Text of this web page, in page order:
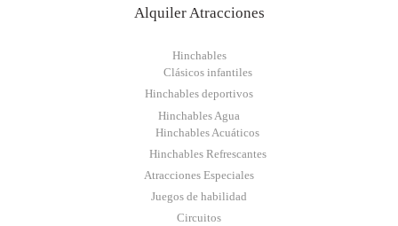
Alquiler Atracciones
Hinchables
Clásicos infantiles
Hinchables deportivos
Hinchables Agua
Hinchables Acuáticos
Hinchables Refrescantes
Atracciones Especiales
Juegos de habilidad
Circuitos